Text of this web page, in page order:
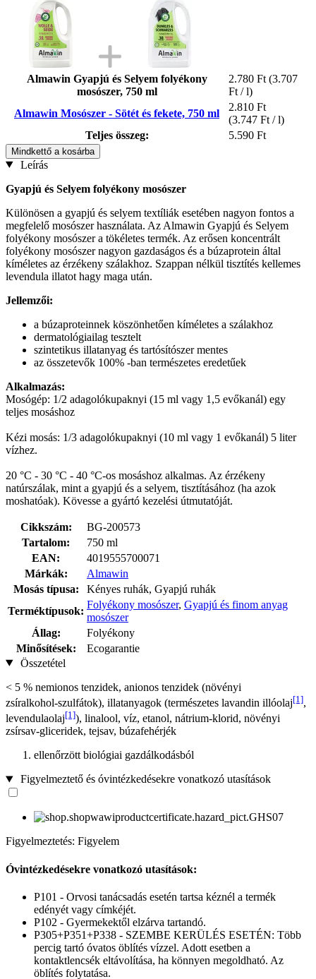
Almawin Gyapjú és Selyem folyékony
mosószer, 750 ml
2.780 Ft (3.707
Ft / l)
Almawin Mosószer - Sötét és fekete, 750 ml
2.810 Ft
(3.747 Ft / l)
Teljes összeg:
5.590 Ft
Mindkettő a kosárba
Leírás
Gyapjú és Selyem folyékony mosószer
Különösen a gyapjú és selyem textíliák esetében nagyon fontos a
megfelelő mosószer használata. Az Almawin Gyapjú és Selyem
folyékony mosószer a tökéletes termék. Az erősen koncentrált
folyékony mosószer nagyon gazdaságos és a búzaprotein által
kíméletes az érzékeny szálakhoz. Szappan nélkül tisztítés kellemes
levendula illatot hagy maga után.
Jellemzői:
a búzaproteinnek köszönhetően kíméletes a szálakhoz
dermatológiailag tesztelt
szintetikus illatanyag és tartósítószer mentes
az összetevők 100% -ban természetes eredetűek
Alkalmazás:
Mosógép: 1/2 adagolókupaknyi (15 ml vagy 1,5 evőkanál) egy
teljes mosáshoz
Kézi mosás: 1/3 adagolókupaknyi (10 ml vagy 1 evőkanál) 5 liter
vízhez.
20 °C - 30 °C - 40 °C-os mosáshoz alkalmas. Az érzékeny
natúrszálak, mint a gyapjú és a selyem, tisztításához (ha azok
moshatóak). Kövesse a gyártó kezelési útmutatóját.
Cikkszám:
BG-200573
Tartalom:
750 ml
EAN:
4019555700071
Márkák:
Almawin
Mosás típusa:
Kényes ruhák, Gyapjú ruhák
Terméktípusok:
Folyékony mosószer, Gyapjú és finom anyag
mosószer
Állag:
Folyékony
Minősítések:
Ecogarantie
Összetétel
< 5 % nemionos tenzidek, anionos tenzidek (növényi
zsíralkohol‑szulfátok), illatanyagok (természetes lavandin illóolaj[1],
levendulaolaj[1]), linalool, víz, etanol, nátrium-klorid, növényi
zsírsav‑gliceridek, tejsav, búzafehérjék
ellenőrzött biológiai gazdálkodásból
Figyelmeztető és óvintézkedésekre vonatkozó utasítások
Figyelmeztetés: Figyelem
Óvintézkedésekre vonatkozó utasítások:
P101 - Orvosi tanácsadás esetén tartsa kéznél a termék
edényét vagy címkéjét.
P102 - Gyermekektől elzárva tartandó.
P305+P351+P338 - SZEMBE KERÜLÉS ESETÉN: Több
percig tartó óvatos öblítés vízzel. Adott esetben a
kontaktlencsék eltávolítása, ha könnyen megoldható. Az
öblítés folytatása.